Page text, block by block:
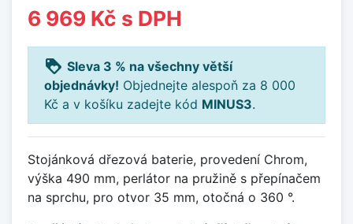
6 969 Kč s DPH
loyalty Sleva 3 % na všechny větší
objednávky! Objednejte alespoň za 8 000
Kč a v košíku zadejte kód MINUS3.
Stojánková dřezová baterie, provedení Chrom,
výška 490 mm, perlátor na pružině s přepínačem
na sprchu, pro otvor 35 mm, otočná o 360 °.